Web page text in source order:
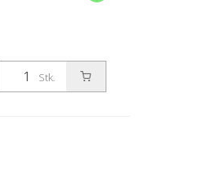
Stk.